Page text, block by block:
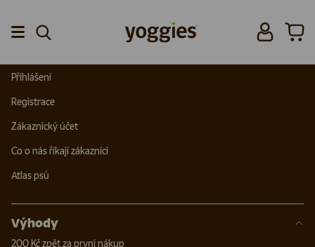
Přihlásit se
Přihlášení
Registrace
Zákaznický účet
Co o nás říkají zákazníci
Atlas psů
Výhody
200 Kč zpět za první nákup